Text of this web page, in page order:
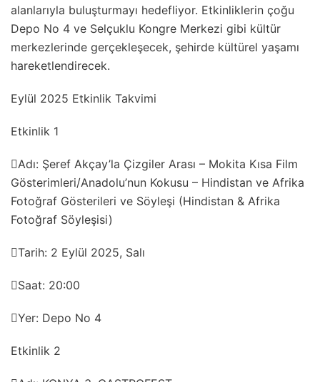
alanlarıyla buluşturmayı hedefliyor. Etkinliklerin çoğu
Depo No 4 ve Selçuklu Kongre Merkezi gibi kültür
merkezlerinde gerçekleşecek, şehirde kültürel yaşamı
hareketlendirecek.
Eylül 2025 Etkinlik Takvimi
Etkinlik 1
Adı: Şeref Akçay’la Çizgiler Arası – Mokita Kısa Film
Gösterimleri/Anadolu’nun Kokusu – Hindistan ve Afrika
Fotoğraf Gösterileri ve Söyleşi (Hindistan & Afrika
Fotoğraf Söyleşisi)
Tarih: 2 Eylül 2025, Salı
Saat: 20:00
Yer: Depo No 4
Etkinlik 2